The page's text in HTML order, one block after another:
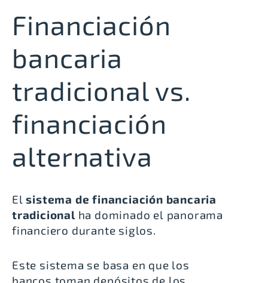
Financiación
bancaria
tradicional vs.
financiación
alternativa
Elsistema de financiación bancaria
tradicional ha dominado el panorama
financiero durante siglos.
Este sistema se basa en que los